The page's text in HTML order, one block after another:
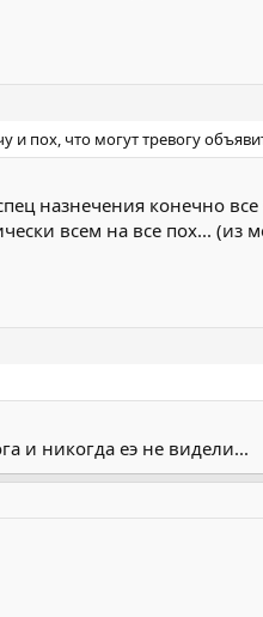
и пох, что могут тревогу
назнечения конечно
всем на все пох... (из
и никогда еэ не видели...